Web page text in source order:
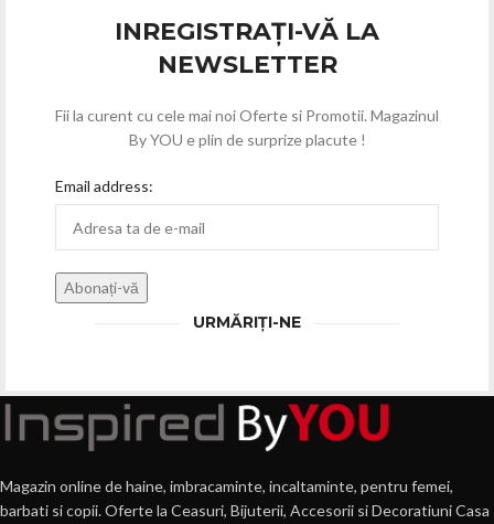
INREGISTRAȚI-VĂ LA
NEWSLETTER
Fii la curent cu cele mai noi Oferte si Promotii. Magazinul
By YOU e plin de surprize placute !
Email address:
URMĂRIȚI-NE
Magazin online de haine, imbracaminte, incaltaminte, pentru femei,
barbati si copii. Oferte la Ceasuri, Bijuterii, Accesorii si Decoratiuni Casa